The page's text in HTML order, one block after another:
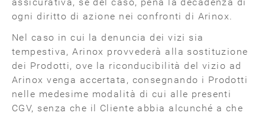
ogni diritto di azione nei confronti di Arinox.
Nel caso in cui la denuncia dei vizi sia
tempestiva, Arinox provvederà alla sostituzione
dei Prodotti, ove la riconducibilità del vizio ad
Arinox venga accertata, consegnando i Prodotti
nelle medesime modalità di cui alle presenti
CGV, senza che il Cliente abbia alcunché a che